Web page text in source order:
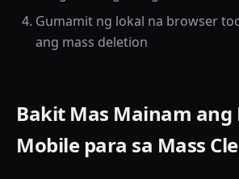
Gumamit ng lokal na browser
ang mass deletion
Bakit Mas Mainam ang
Mobile para sa Mass